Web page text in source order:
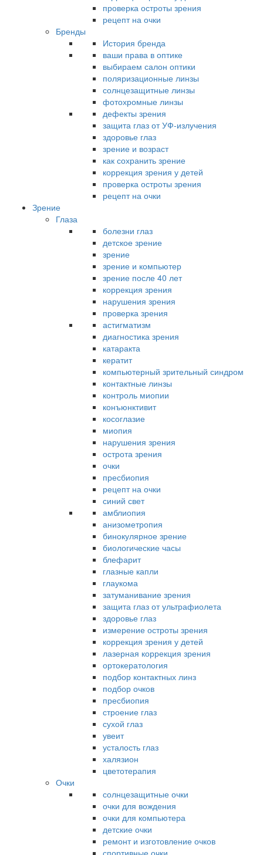
проверка остроты зрения
рецепт на очки
Бренды
История бренда
ваши права в оптике
выбираем салон оптики
поляризационные линзы
солнцезащитные линзы
фотохромные линзы
дефекты зрения
защита глаз от УФ-излучения
здоровье глаз
зрение и возраст
как сохранить зрение
коррекция зрения у детей
проверка остроты зрения
рецепт на очки
Зрение
Глаза
болезни глаз
детское зрение
зрение
зрение и компьютер
зрение после 40 лет
коррекция зрения
нарушения зрения
проверка зрения
астигматизм
диагностика зрения
катаракта
кератит
компьютерный зрительный синдром
контактные линзы
контроль миопии
конъюнктивит
косоглазие
миопия
нарушения зрения
острота зрения
очки
пресбиопия
рецепт на очки
синий свет
амблиопия
анизометропия
бинокулярное зрение
биологические часы
блефарит
глазные капли
глаукома
затуманивание зрения
защита глаз от ультрафиолета
здоровье глаз
измерение остроты зрения
коррекция зрения у детей
лазерная коррекция зрения
ортокератология
подбор контактных линз
подбор очков
пресбиопия
строение глаз
сухой глаз
увеит
усталость глаз
халязион
цветотерапия
Очки
солнцезащитные очки
очки для вождения
очки для компьютера
детские очки
ремонт и изготовление очков